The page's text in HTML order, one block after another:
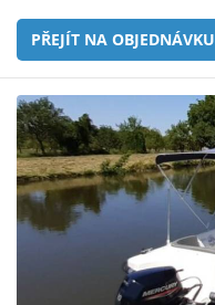
PŘEJÍT NA OBJEDNÁVKU